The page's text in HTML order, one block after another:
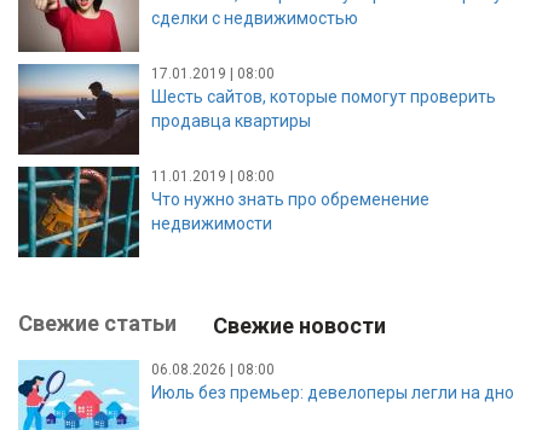
сделки с недвижимостью
17.01.2019 | 08:00
Шесть сайтов, которые помогут проверить
продавца квартиры
11.01.2019 | 08:00
Что нужно знать про обременение
недвижимости
Свежие статьи Свежие новости
06.08.2026 | 08:00
Июль без премьер: девелоперы легли на дно